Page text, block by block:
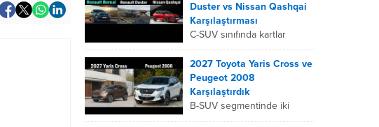
Duster vs Nissan Qashqai
Karşılaştırması
C-SUV sınıfında kartlar
yeniden dağıtıldı. 2027
Renault Boreal, Renault
Duster ve Nissan Qashqai;
her biri farklı bir sürüş
deneyimi, motor...
2027 Toyota Yaris Cross ve
Peugeot 2008
Karşılaştırdık
B-SUV segmentinde iki
önemli oyuncu olan 2027